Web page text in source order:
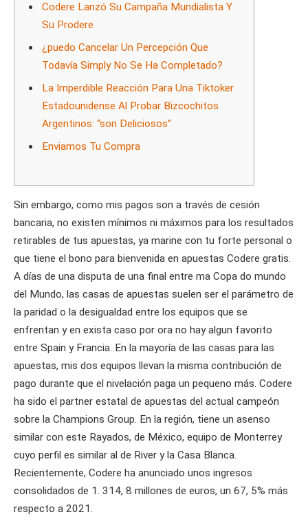
Codere Lanzó Su Campaña Mundialista Y
Su Prodere
¿puedo Cancelar Un Percepción Que
Todavía Simply No Se Ha Completado?
La Imperdible Reacción Para Una Tiktoker
Estadounidense Al Probar Bizcochitos
Argentinos: “son Deliciosos”
Enviamos Tu Compra
Sin embargo, como mis pagos son a través de cesión
bancaria, no existen mínimos ni máximos para los resultados
retirables de tus apuestas, ya marine con tu forte personal o
que tiene el bono para bienvenida en apuestas Codere gratis.
A días de una disputa de una final entre ma Copa do mundo
del Mundo, las casas de apuestas suelen ser el parámetro de
la paridad o la desigualdad entre los equipos que se
enfrentan y en exista caso por ora no hay algun favorito
entre Spain y Francia. En la mayoría de las casas para las
apuestas, mis dos equipos llevan la misma contribución de
pago durante que el nivelación paga un pequeno más. Codere
ha sido el partner estatal de apuestas del actual campeón
sobre la Champions Group. En la región, tiene un asenso
similar con este Rayados, de México, equipo de Monterrey
cuyo perfil es similar al de River y la Casa Blanca.
Recientemente, Codere ha anunciado unos ingresos
consolidados de 1. 314, 8 millones de euros, un 67, 5% más
respecto a 2021.